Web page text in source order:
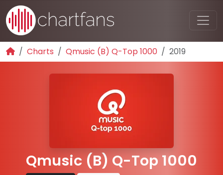
Charts Qmusic (B) Q-Top 1000 2019
Qmusic (B) Q-Top 1000